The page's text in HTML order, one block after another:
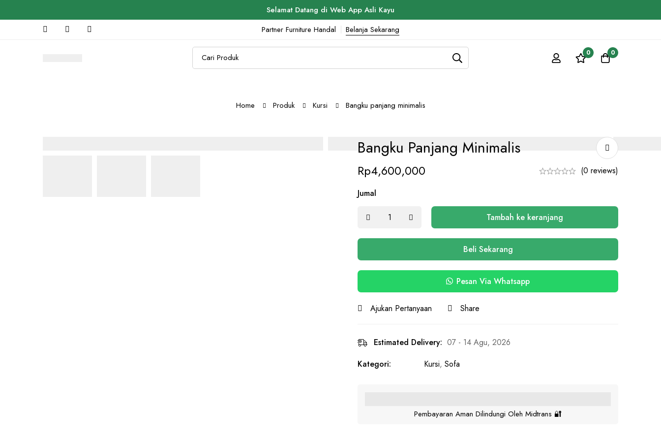
Selamat Datang di Web App Asli Kayu
Partner Furniture Handal
Belanja Sekarang
0 0
Home Produk Kursi Bangku panjang minimalis
Bangku Panjang Minimalis
Rp4,600,000
(0 reviews)
Jumal
Tambah ke keranjang
Beli Sekarang
Pesan Via Whatsapp
Ajukan Pertanyaan Share
Estimated Delivery: 07 - 14 Agu, 2026
Kategori:
Kursi, Sofa
Pembayaran Aman Dilindungi Oleh Midtrans 🔐